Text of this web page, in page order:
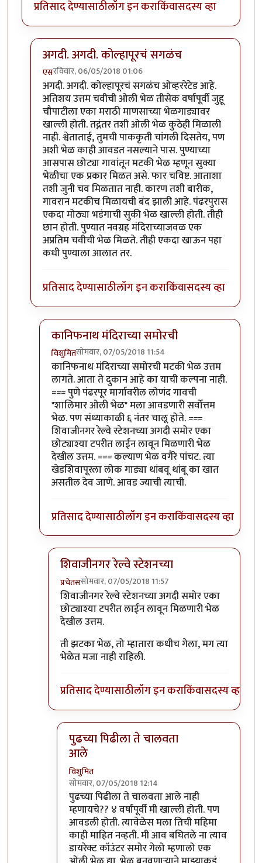
प्रतिसाद देण्यासाठीलॉग इन कराकिंवासदस्य व्हा
अगदी. अगदी. कोल्हापूरचं सगळंच
एसरविवार, 06/05/2018 01:06
In reply toही पाकृ एकदा घरी करुन बघायला पाहीजे
अगदी. अगदी. कोल्हापूरचं सगळंच ओव्हररेटेड आहे.
अतिशय उत्तम चवीची ओली भेळ तीसेक वर्षांपूर्वी जुहू
चौपाटीला एका मराठी माणसाच्या भेळगाड्यावर
खाल्ली होती. तद्नंतर तशी ओली भेळ कुठेही मिळाली
नाही. श्वेताताई, तुमची पाककृती चांगली दिसतेय, पण
अशी भेळ काही आवडत नसल्याने पास. पुण्याच्या
आसपास छोट्या गावांतून मटकी भेळ म्हणून सुक्या
भेळीचा एक प्रकार मिळत असे. फार चविष्ट. आताशा
तशी जुनी चव मिळतात नाही. कारण तशी बारीक,
गावरान मटकीच मिळायची बंद झाली आहे. पंढरपुरास
एकदा मोठ्या भडंगाची सुकी भेळ खाल्ली होती. तीही
छान होती. पुण्यात नवग्रह मंदिराच्याजवळ एक
अप्रतिम चवीची भेळ मिळते. तीही एकदा खाऊन पहा
कधी पुण्याला आलात तर.
प्रतिसाद देण्यासाठीलॉग इन कराकिंवासदस्य व्हा
कानिफनाथ मंदिराच्या समोरची
विशुमितसोमवार, 07/05/2018 11:54
In reply toअगदी. अगदी. कोल्हापूरचं सगळंचby
कानिफनाथ मंदिराच्या समोरची मटकी भेळ उत्तम
लागते. आता ते दुकान आहे का याची कल्पना नाही.
=== पुणे पंढरपूर मार्गावरील लोणंद गावची
"शालिमार ओली भेळ" मला आवडणारी सर्वोत्तम
भेळ. पण संध्याकाळी ६ नंतर चालू होते. ===
शिवाजीनगर रेल्वे स्टेशनच्या अगदी समोर एका
छोट्याश्या टपरीत लाईन लावून मिळणारी भेळ
देखील उत्तम. === कल्याण भेळ वगैरे पांचट. त्या
खेडशिवापूरला लोक गाड्या थांबवू थांबू का खात
असतील देव जाणे. आवड ज्याची त्याची.
प्रतिसाद देण्यासाठीलॉग इन कराकिंवासदस्य व्हा
शिवाजीनगर रेल्वे स्टेशनच्या
प्रचेतससोमवार, 07/05/2018 11:57
In reply toकानिफनाथ मंदिराच्या समोरचीby
शिवाजीनगर रेल्वे स्टेशनच्या अगदी समोर एका
छोट्याश्या टपरीत लाईन लावून मिळणारी भेळ
देखील उत्तम.
ती झटका भेळ, तो म्हातारा कधीच गेला, मग त्या
भेळेत मजा नाही राहिली.
प्रतिसाद देण्यासाठीलॉग इन कराकिंवासदस्य व्हा
पुढच्या पिढीला ते चालवता
आले
विशुमित
सोमवार, 07/05/2018 12:14
In reply toशिवाजीनगर रेल्वे स्टेशनच्या
पुढच्या पिढीला ते चालवता आले नाही
म्हणायचे?? ४ वर्षांपूर्वी मी खाल्ली होती. पण
आवडली होती. त्यावेळेस मला तिची महिमा
काही माहित नव्हती. मी आव बघितले ना त्याव
डायरेक्ट कॉउंटर समोर गेलो म्हणालो एक